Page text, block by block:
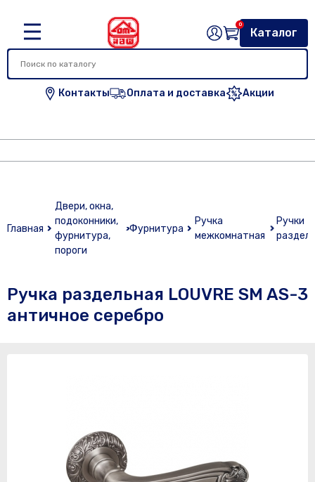
Контакты Оплата и доставка Акции
Каталог
0
Главная
Двери, окна,
подоконники,
фурнитура,
пороги
Фурнитура
Ручка
межкомнатная
Ручки
Ручка раздельная LOUVRE SM AS-3
античное серебро